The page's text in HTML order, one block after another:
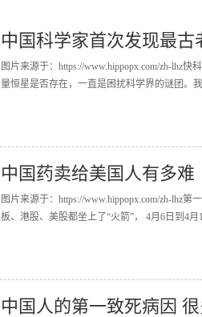
中国科学家首次发现最
图片来源于：https://www.hippopx.com/zh-lhz
量恒星是否存在，一直是困扰科学界的谜团。
中国药卖给美国人有多难
图片来源于：https://www.hippopx.com/zh-lhz
板、港股、美股都坐上了“火箭”， 4月6日到4月
中国人的第一致死病因